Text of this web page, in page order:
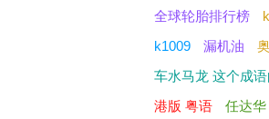
全球轮胎排行榜
k1009
漏机油
车水马龙 这个成语
港版 粤语
任达华